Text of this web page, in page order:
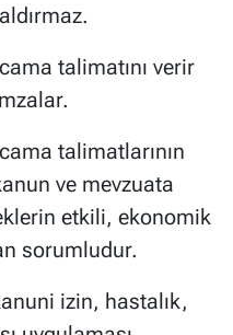
talimatını verir
talimatlarının
ve mevzuata
etkili, ekonomik
sorumludur.
izin, hastalık,